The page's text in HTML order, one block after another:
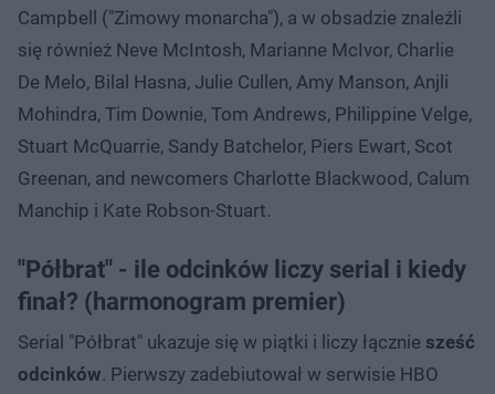
Campbell ("Zimowy monarcha"), a w obsadzie znaleźli
się również Neve McIntosh, Marianne McIvor, Charlie
De Melo, Bilal Hasna, Julie Cullen, Amy Manson, Anjli
Mohindra, Tim Downie, Tom Andrews, Philippine Velge,
Stuart McQuarrie, Sandy Batchelor, Piers Ewart, Scot
Greenan, and newcomers Charlotte Blackwood, Calum
Manchip i Kate Robson-Stuart.
"Półbrat" - ile odcinków liczy serial i kiedy
finał? (harmonogram premier)
Serial "Półbrat" ukazuje się w piątki i liczy łącznie sześć
odcinków. Pierwszy zadebiutował w serwisie HBO